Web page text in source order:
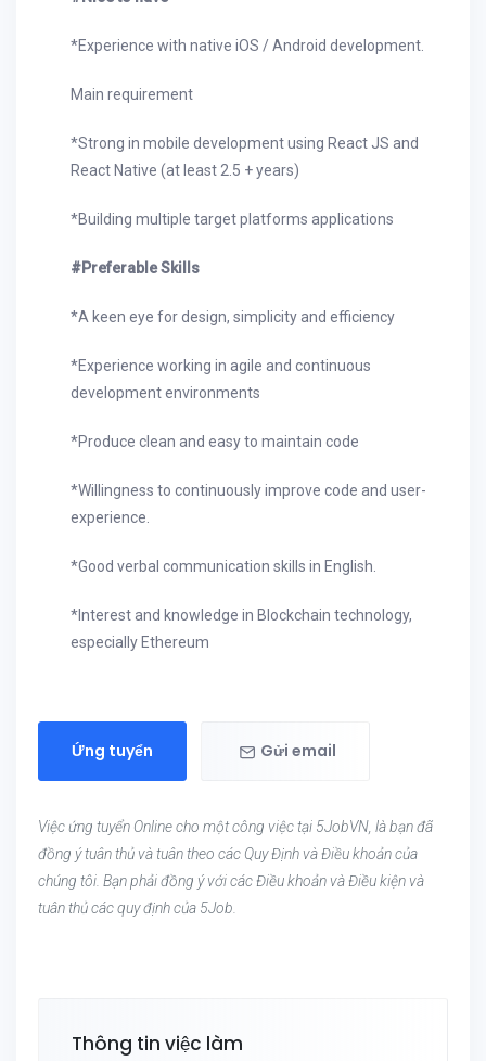
*Experience with native iOS / Android development.
Main requirement
*Strong in mobile development using React JS and
React Native (at least 2.5 + years)
*Building multiple target platforms applications
#Preferable Skills
*A keen eye for design, simplicity and efficiency
*Experience working in agile and continuous
development environments
*Produce clean and easy to maintain code
*Willingness to continuously improve code and user-
experience.
*Good verbal communication skills in English.
*Interest and knowledge in Blockchain technology,
especially Ethereum
Ứng tuyển Gửi email
Việc ứng tuyển Online cho một công việc tại 5JobVN, là bạn đã
đồng ý tuân thủ và tuân theo các Quy Định và Điều khoản của
chúng tôi. Bạn phải đồng ý với các Điều khoản và Điều kiện và
tuân thủ các quy định của 5Job.
Thông tin việc làm